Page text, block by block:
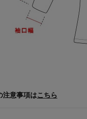
注意事項はこちら